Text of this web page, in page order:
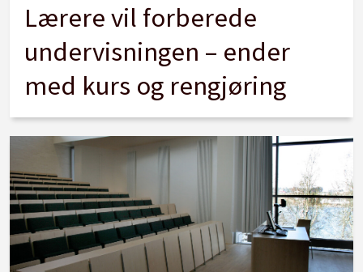
Lærere vil forberede
undervisningen – ender
med kurs og rengjøring